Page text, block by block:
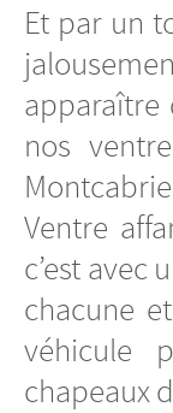
Et par un
apparaître
nos
Ventre
c’est avec
chacune
véhicule
chapeaux